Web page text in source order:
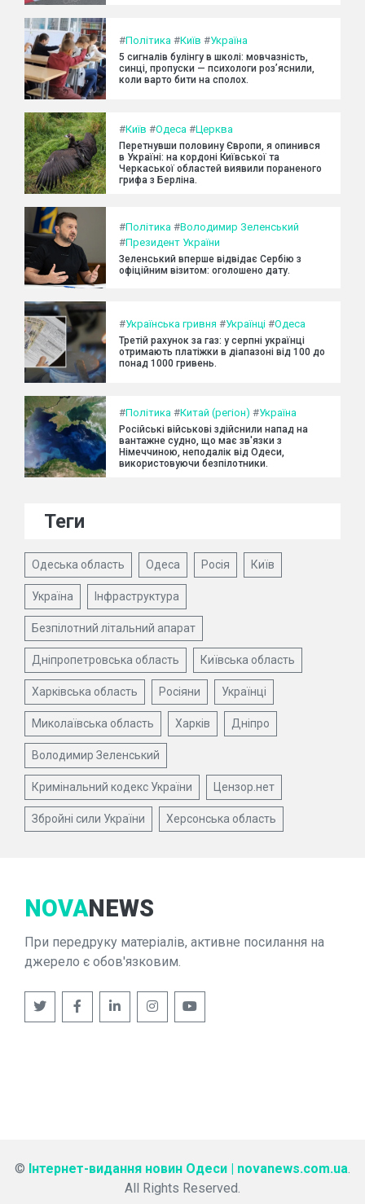
#Політика #Київ #Україна
5 сигналів булінгу в школі: мовчазність,
синці, пропуски — психологи роз’яснили,
коли варто бити на сполох.
#Київ #Одеса #Церква
Перетнувши половину Європи, я опинився
в Україні: на кордоні Київської та
Черкаської областей виявили пораненого
грифа з Берліна.
#Політика #Володимир Зеленський
#Президент України
Зеленський вперше відвідає Сербію з
офіційним візитом: оголошено дату.
#Українська гривня #Українці #Одеса
Третій рахунок за газ: у серпні українці
отримають платіжки в діапазоні від 100 до
понад 1000 гривень.
#Політика #Китай (регіон) #Україна
Російські військові здійснили напад на
вантажне судно, що має зв'язки з
Німеччиною, неподалік від Одеси,
використовуючи безпілотники.
Теги
Одеська область Одеса Росія Київ
Україна Інфраструктура
Безпілотний літальний апарат
Дніпропетровська область Київська область
Харківська область Росіяни Українці
Миколаївська область Харків Дніпро
Володимир Зеленський
Кримінальний кодекс України Цензор.нет
Збройні сили України Херсонська область
NOVANEWS
При передруку матеріалів, активне посилання на
джерело є обов'язковим.
© Інтернет-видання новин Одеси | novanews.com.ua.
All Rights Reserved.